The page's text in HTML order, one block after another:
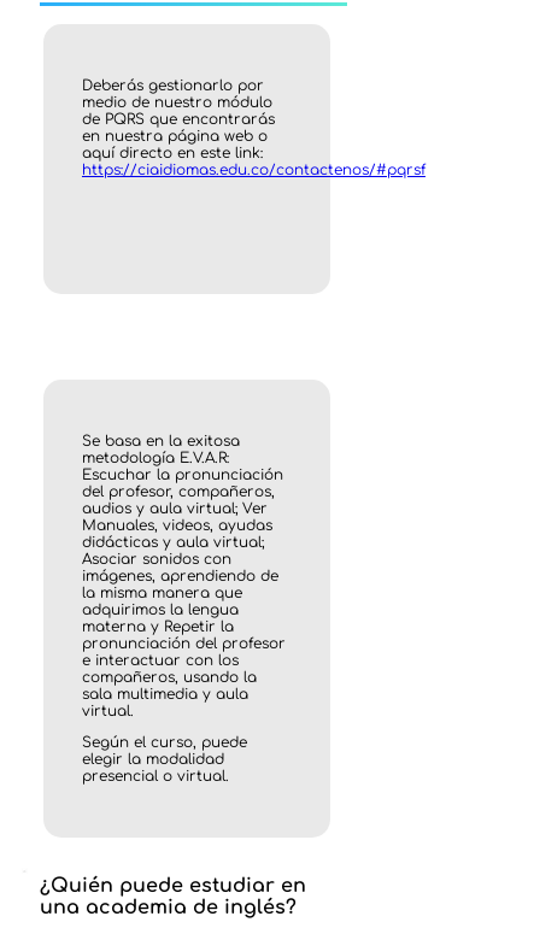
Deberás gestionarlo por
medio de nuestro módulo
de PQRS que encontrarás
en nuestra página web o
aquí directo en este link:
https://ciaidiomas.edu.co/contactenos/#pqrsf
Se basa en la exitosa
metodología E.V.A.R:
Escuchar la pronunciación
del profesor, compañeros,
audios y aula virtual; Ver
Manuales, videos, ayudas
didácticas y aula virtual;
Asociar sonidos con
imágenes, aprendiendo de
la misma manera que
adquirimos la lengua
materna y Repetir la
pronunciación del profesor
e interactuar con los
compañeros, usando la
sala multimedia y aula
virtual.
Según el curso, puede
elegir la modalidad
presencial o virtual.
¿Quién puede estudiar en
una academia de inglés?